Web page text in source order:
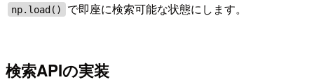
np.load() で即座に検索可能な状態にします。
検索APIの実装